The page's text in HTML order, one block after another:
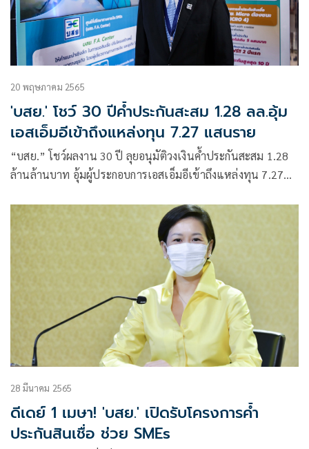
20 พฤษภาคม 2565
'บสย.' โชว์ 30 ปีค้ำประกันสะสม 1.28 ลล.อุ้ม
เอสเอ็มอีเข้าถึงแหล่งทุน 7.27 แสนราย
“บสย.” โชว์ผลงาน 30 ปี ลุยอนุมัติวงเงินค้ำประกันสะสม 1.28
ล้านล้านบาท อุ้มผู้ประกอบการเอสเอ็มอีเข้าถึงแหล่งทุน 7.27
การจ้างงานกว่า 11 ล้านตำแหน่ง แจงงบรัฐ 1 ล้านบาท สร้างผล
ประโยชน์ทางเศรษฐกิจประเทศ 28 เท่า
28 มีนาคม 2565
ดีเดย์ 1 เมษา! 'บสย.' เปิดรับโครงการค้ำ
ประกันสินเชื่อ ช่วย SMEs